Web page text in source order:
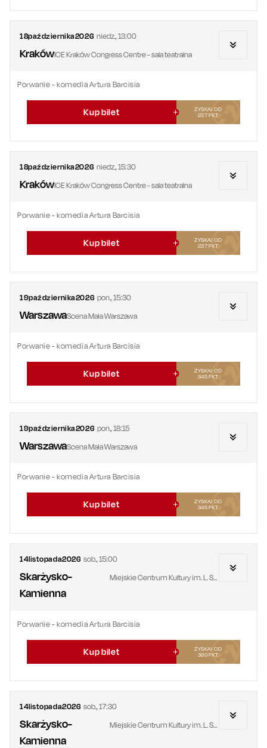
18października2026 niedz.,13:00
KrakówICE Kraków Congress Centre - sala teatralna
Porwanie - komedia Artura Barcisia
Kup bilet
ZYSKAJ OD
237PKT
18października2026 niedz.,15:30
KrakówICE Kraków Congress Centre - sala teatralna
Porwanie - komedia Artura Barcisia
Kup bilet
ZYSKAJ OD
237PKT
19października2026 pon.,15:30
WarszawaScena Mała Warszawa
Porwanie - komedia Artura Barcisia
Kup bilet
ZYSKAJ OD
345PKT
19października2026 pon.,18:15
WarszawaScena Mała Warszawa
Porwanie - komedia Artura Barcisia
Kup bilet
ZYSKAJ OD
345PKT
14listopada2026 sob.,15:00
Skarżysko-
Kamienna
Miejskie Centrum Kultury im. L. Staffa
Porwanie - komedia Artura Barcisia
Kup bilet
ZYSKAJ OD
360PKT
14listopada2026 sob.,17:30
Skarżysko-
Kamienna
Miejskie Centrum Kultury im. L. Staffa